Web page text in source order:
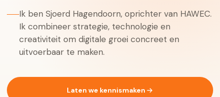
Ik ben Sjoerd Hagendoorn, oprichter van HAWEC.
Ik combineer strategie, technologie en
creativiteit om digitale groei concreet en
uitvoerbaar te maken.
Laten we kennismaken